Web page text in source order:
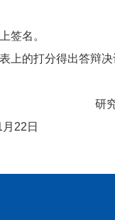
签名。
上的打分得出答辩
研
月 22 日